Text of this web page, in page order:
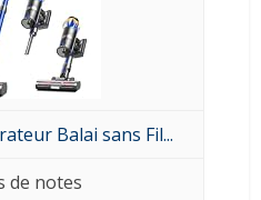
Balai sans Fil...
de notes